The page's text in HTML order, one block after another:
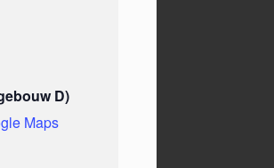
D)
Maps